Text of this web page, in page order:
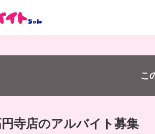
こ
寺店のアルバイト募集